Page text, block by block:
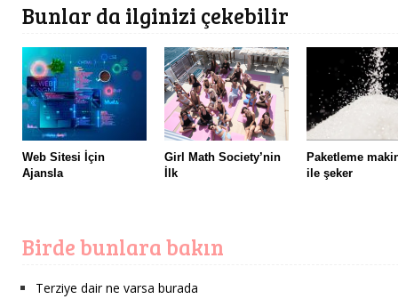
Bunlar da ilginizi çekebilir
Web Sitesi İçin
Ajansla
Girl Math Society’nin
İlk
Paketleme
ile şeker
Birde bunlara bakın
Terziye dair ne varsa burada